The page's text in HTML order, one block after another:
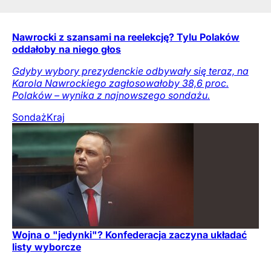
Nawrocki z szansami na reelekcję? Tylu Polaków
oddałoby na niego głos
Gdyby wybory prezydenckie odbywały się teraz, na
Karola Nawrockiego zagłosowałoby 38,6 proc.
Polaków – wynika z najnowszego sondażu.
SondażKraj
Wojna o "jedynki"? Konfederacja zaczyna układać
listy wyborcze